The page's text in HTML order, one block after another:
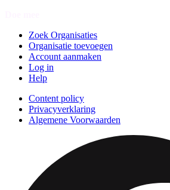
Zoek Organisaties
Organisatie toevoegen
Account aanmaken
Log in
Help
Content policy
Privacyverklaring
Algemene Voorwaarden